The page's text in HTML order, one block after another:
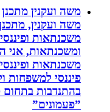
משה ועקנין מתכנן
משה ועקנין, מתכנן
משכנתאות ופיננסים.
ומשכנתאות, אני
משכנתאות ופיננסים,
פיננסי למשפחות
בהתנדבות בתחום
”פעמונים”